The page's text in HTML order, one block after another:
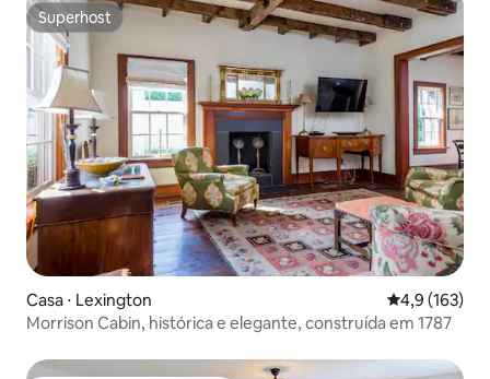
Superhost
Superhost
Casa ⋅ Lexington 4,9 de uma
4,9 (163)
Morrison Cabin, histórica e elegante, construída em 1787